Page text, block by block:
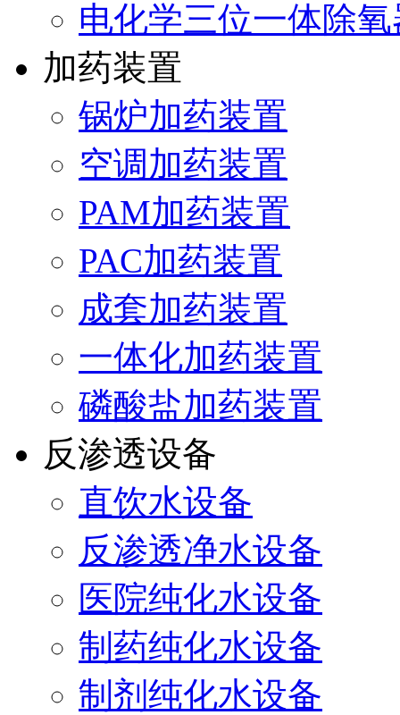
电化学三位一体除氧
加药装置
锅炉加药装置
空调加药装置
PAM加药装置
PAC加药装置
成套加药装置
一体化加药装置
磷酸盐加药装置
反渗透设备
直饮水设备
反渗透净水设备
医院纯化水设备
制药纯化水设备
制剂纯化水设备